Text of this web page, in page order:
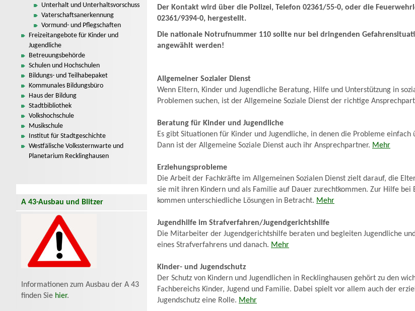
Unterhalt und Unterhaltsvorschuss
Vaterschaftsanerkennung
Vormund- und Pflegschaften
Freizeitangebote für Kinder und
Jugendliche
Betreuungsbehörde
Schulen und Hochschulen
Bildungs- und Teilhabepaket
Kommunales Bildungsbüro
Haus der Bildung
Stadtbibliothek
Volkshochschule
Musikschule
Institut für Stadtgeschichte
Westfälische Volkssternwarte und
Planetarium Recklinghausen
A 43-Ausbau und Blitzer
Informationen zum Ausbau der A 43
finden Sie hier.
Der Kontakt wird über die Polizei, Telefon 02361/55-0, oder die
02361/9394-0, hergestellt.
Die nationale Notrufnummer 110 sollte nur bei dringenden
angewählt werden!
Allgemeiner Sozialer Dienst
Wenn Eltern, Kinder und Jugendliche Beratung, Hilfe und Unterstützung in
Problemen suchen, ist der Allgemeine Soziale Dienst der richtige
Beratung für Kinder und Jugendliche
Es gibt Situationen für Kinder und Jugendliche, in denen die Probleme einfach
Dann ist der Allgemeine Soziale Dienst auch ihr Ansprechpartner. Mehr
Erziehungsprobleme
Die Arbeit der Fachkräfte im Allgemeinen Sozialen Dienst zielt darauf, die
sie mit ihren Kindern und als Familie auf Dauer zurechtkommen. Zur Hilfe bei
kommen unterschiedliche Lösungen in Betracht. Mehr
Jugendhilfe im Strafverfahren/Jugendgerichtshilfe
Die Mitarbeiter der Jugendgerichtshilfe beraten und begleiten Jugendliche
eines Strafverfahrens und danach. Mehr
Kinder- und Jugendschutz
Der Schutz von Kindern und Jugendlichen in Recklinghausen gehört zu den
Fachbereichs Kinder, Jugend und Familie. Dabei spielt vor allem auch der
Jugendschutz eine Rolle. Mehr